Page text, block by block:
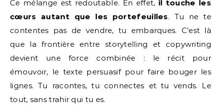
Ce mélange est redoutable. En effet, il touche les
cœurs autant que les portefeuilles. Tu ne te
contentes pas de vendre, tu embarques. C’est là
que la frontière entre storytelling et copywriting
devient une force combinée : le récit pour
émouvoir, le texte persuasif pour faire bouger les
lignes. Tu racontes, tu connectes et tu vends. Le
tout, sans trahir qui tu es.